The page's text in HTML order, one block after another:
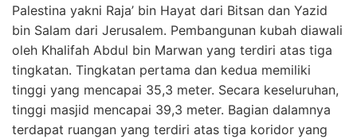
Palestina yakni Raja’ bin Hayat dari Bitsan dan Yazid
bin Salam dari Jerusalem. Pembangunan kubah diawali
oleh Khalifah Abdul bin Marwan yang terdiri atas tiga
tingkatan. Tingkatan pertama dan kedua memiliki
tinggi yang mencapai 35,3 meter. Secara keseluruhan,
tinggi masjid mencapai 39,3 meter. Bagian dalamnya
terdapat ruangan yang terdiri atas tiga koridor yang